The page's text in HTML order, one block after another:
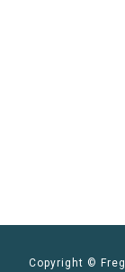
Copyright ©